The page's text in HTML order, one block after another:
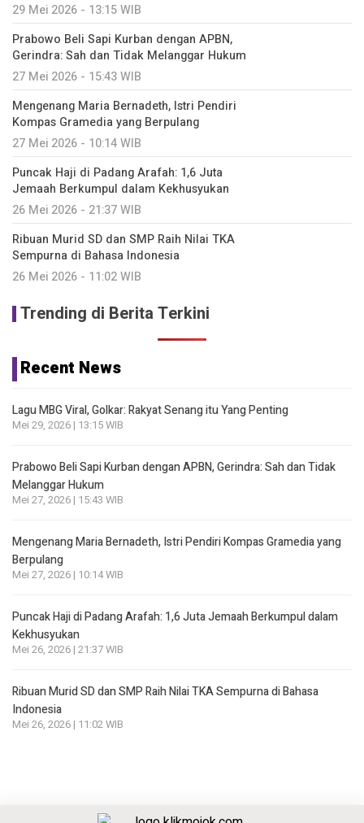
29 Mei 2026 - 13:15 WIB
Prabowo Beli Sapi Kurban dengan APBN,
Gerindra: Sah dan Tidak Melanggar Hukum
27 Mei 2026 - 15:43 WIB
Mengenang Maria Bernadeth, Istri Pendiri
Kompas Gramedia yang Berpulang
27 Mei 2026 - 10:14 WIB
Puncak Haji di Padang Arafah: 1,6 Juta
Jemaah Berkumpul dalam Kekhusyukan
26 Mei 2026 - 21:37 WIB
Ribuan Murid SD dan SMP Raih Nilai TKA
Sempurna di Bahasa Indonesia
26 Mei 2026 - 11:02 WIB
Trending di Berita Terkini
Recent News
Lagu MBG Viral, Golkar: Rakyat Senang itu Yang Penting
Mei 29, 2026 | 13:15 WIB
Prabowo Beli Sapi Kurban dengan APBN, Gerindra: Sah dan Tidak
Melanggar Hukum
Mei 27, 2026 | 15:43 WIB
Mengenang Maria Bernadeth, Istri Pendiri Kompas Gramedia yang
Berpulang
Mei 27, 2026 | 10:14 WIB
Puncak Haji di Padang Arafah: 1,6 Juta Jemaah Berkumpul dalam
Kekhusyukan
Mei 26, 2026 | 21:37 WIB
Ribuan Murid SD dan SMP Raih Nilai TKA Sempurna di Bahasa
Indonesia
Mei 26, 2026 | 11:02 WIB